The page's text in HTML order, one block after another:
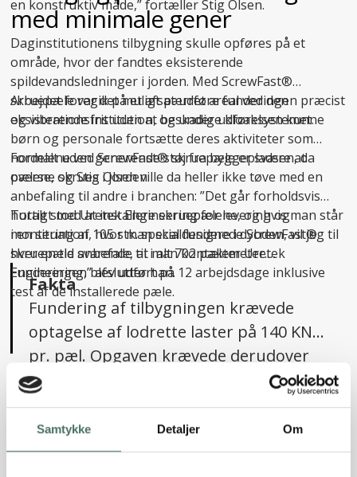
Samtykke Detaljer Om
en konstruktiv måde,” fortæller Stig Olsen.
med minimale gener
Daginstitutionens tilbygning skulle opføres på et
område, hvor der fandtes eksisterende
spildevandsledninger i jorden. Med ScrewFast®
skruepæle var det muligt at udføre funderingen præcist
og vibrationsfrit uden at beskadige kloaksystemet.
Arbejdet foregik på et afspærret areal ved den
eksisterende institution, og under udførelsen kunne
børn og personale fortsætte deres aktiviteter som
normalt uden generende støj fra byggepladsen, da
pælene skrues i jorden.
Fordelene ved ScrewFast® skruepæle er svære at
overse, og Stig Olsen ville da heller ikke tøve med en
anbefaling til andre i branchen: ”Det går forholdsvis
hurtigt med at installere skruepælene, og hvis man står
i en situation, hvor man skal fundere i dybden, vil jeg til
hver en tid anbefale, at man kontakter Uretek
Engineering,” afslutter han.
Totalt stod Uretek Engineering for levering og
montering af 105 stk. specialdesignede ScrewFast®
skruepæle svarende til i alt 702 pælemeter.
Funderingen blev udført på 12 arbejdsdage inklusive
test af de installerede pæle.
Fakta
Fundering af tilbygningen krævede
optagelse af lodrette laster på 140 KN
pr. pæl. Opgaven krævede derudover
10 stk. skråpæle til optagelse af
vandrette laster, beregnet til i alt 150
KN på tværs af bygningen og i alt 70 KN
på langs.
Læs referencen